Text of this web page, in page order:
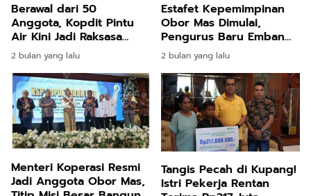
Berawal dari 50
Anggota, Kopdit Pintu
Air Kini Jadi Raksasa
Koperasi Beraset Rp2,7
2 bulan yang lalu
Estafet Kepemimpinan
Obor Mas Dimulai,
Pengurus Baru Emban
Amanah Koperasi Rp1,5
2 bulan yang lalu
Menteri Koperasi Resmi
Jadi Anggota Obor Mas,
Tangis Pecah di Kupang!
Istri Pekerja Rentan